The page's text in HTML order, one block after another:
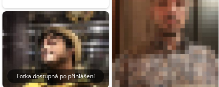
Fotka dostupná po přihlášení